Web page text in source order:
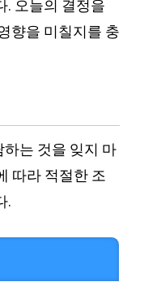
. 오늘의 결정을
향을 미칠지를 충
는 것을 잊지 마
따라 적절한 조
.